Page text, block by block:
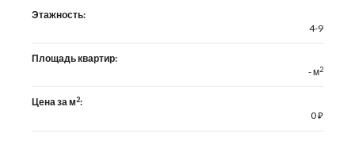
Этажность:
4-9
Площадь квартир:
- м2
Цена за м2:
0⃏